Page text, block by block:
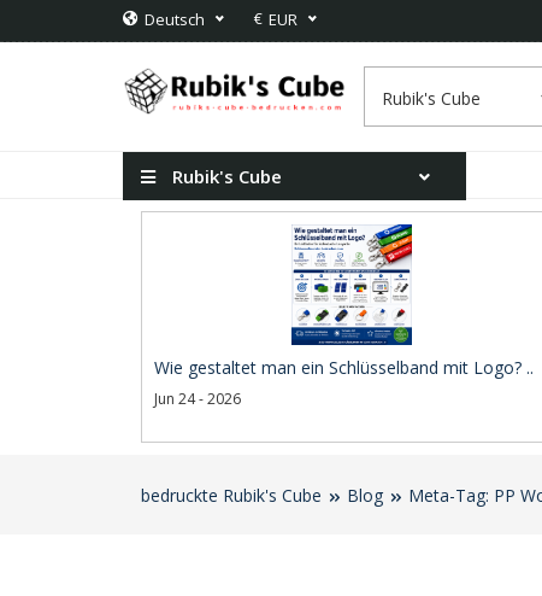
Deutsch € EUR
Rubik's Cube
Wie gestaltet man ein Schlüsselband mit Logo? ..
Jun 24 - 2026
bedruckte Rubik's Cube Blog Meta-Tag: PP